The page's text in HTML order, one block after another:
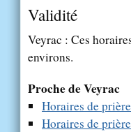
Validité
Veyrac : Ces
environs.
Proche de Veyrac
Horaires de
Horaires de